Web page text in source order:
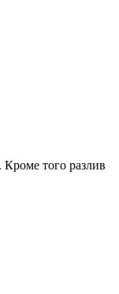
того разлив